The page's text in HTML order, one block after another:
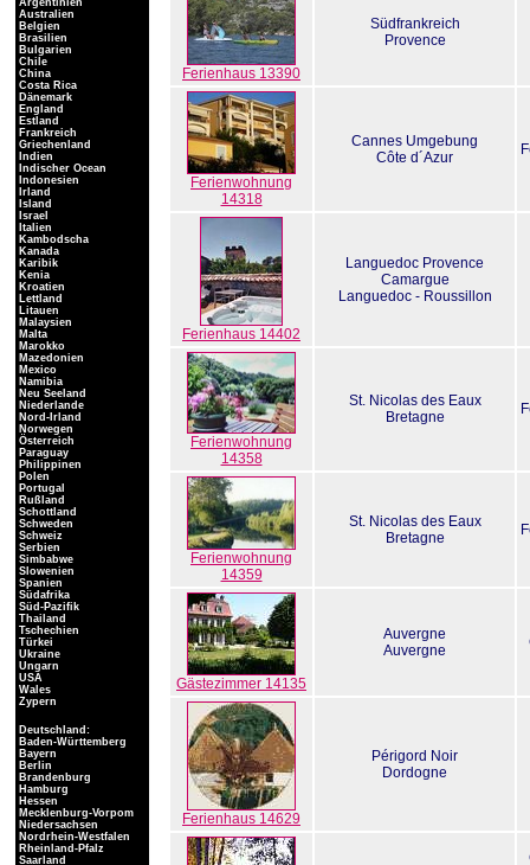
Ferienhaus 13390
Südfrankreich
Provence
Ferienwohnung
14318
Cannes Umgebung
Côte d´Azur
Ferienhaus 14402
Languedoc Provence
Camargue
Languedoc - Roussillon
Ferienwohnung
14358
St. Nicolas des Eaux
Bretagne
Ferienwohnung
14359
St. Nicolas des Eaux
Bretagne
Gästezimmer 14135
Auvergne
Auvergne
Ferienhaus 14629
Périgord Noir
Dordogne
Argentinien
Australien
Belgien
Brasilien
Bulgarien
Chile
China
Costa Rica
Dänemark
England
Estland
Frankreich
Griechenland
Indien
Indischer Ocean
Indonesien
Irland
Island
Israel
Italien
Kambodscha
Kanada
Karibik
Kenia
Kroatien
Lettland
Litauen
Malaysien
Malta
Marokko
Mazedonien
Mexico
Namibia
Neu Seeland
Niederlande
Nord-Irland
Norwegen
Österreich
Paraguay
Philippinen
Polen
Portugal
Rußland
Schottland
Schweden
Schweiz
Serbien
Simbabwe
Slowenien
Spanien
Südafrika
Süd-Pazifik
Thailand
Tschechien
Türkei
Ukraine
Ungarn
USA
Wales
Zypern
Deutschland:
Baden-Württemberg
Bayern
Berlin
Brandenburg
Hamburg
Hessen
Mecklenburg-Vorpom
Niedersachsen
Nordrhein-Westfalen
Rheinland-Pfalz
Saarland